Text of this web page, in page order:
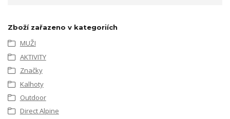
Zboží zařazeno v kategoriích
MUŽI
AKTIVITY
Značky
Kalhoty
Outdoor
Direct Alpine